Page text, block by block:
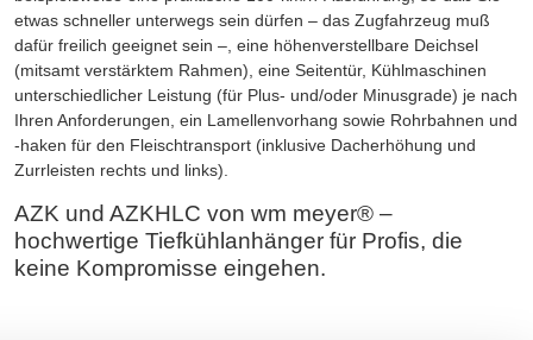
etwas schneller unterwegs sein dürfen – das Zugfahrzeug muß
dafür freilich geeignet sein –, eine höhenverstellbare Deichsel
(mitsamt verstärktem Rahmen), eine Seitentür, Kühlmaschinen
unterschiedlicher Leistung (für Plus- und/oder Minusgrade) je nach
Ihren Anforderungen, ein Lamellenvorhang sowie Rohrbahnen und
-haken für den Fleischtransport (inklusive Dacherhöhung und
Zurrleisten rechts und links).
AZK und AZKHLC von wm meyer® –
hochwertige Tiefkühlanhänger für Profis, die
keine Kompromisse eingehen.